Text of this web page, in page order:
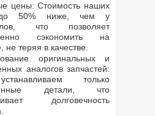
цены: Стоимость наших
до 50% ниже, чем у
что позволяет
сэкономить на
не теряя в качестве.
оригинальных и
аналогов запчастей:
только
детали, что
долговечность